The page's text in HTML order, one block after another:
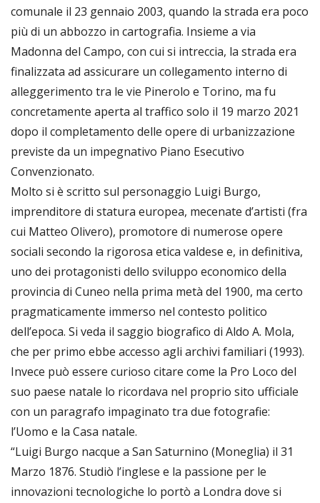
comunale il 23 gennaio 2003, quando la strada era poco
più di un abbozzo in cartografia. Insieme a via
Madonna del Campo, con cui si intreccia, la strada era
finalizzata ad assicurare un collegamento interno di
alleggerimento tra le vie Pinerolo e Torino, ma fu
concretamente aperta al traffico solo il 19 marzo 2021
dopo il completamento delle opere di urbanizzazione
previste da un impegnativo Piano Esecutivo
Convenzionato.
Molto si è scritto sul personaggio Luigi Burgo,
imprenditore di statura europea, mecenate d’artisti (fra
cui Matteo Olivero), promotore di numerose opere
sociali secondo la rigorosa etica valdese e, in definitiva,
uno dei protagonisti dello sviluppo economico della
provincia di Cuneo nella prima metà del 1900, ma certo
pragmaticamente immerso nel contesto politico
dell’epoca. Si veda il saggio biografico di Aldo A. Mola,
che per primo ebbe accesso agli archivi familiari (1993).
Invece può essere curioso citare come la Pro Loco del
suo paese natale lo ricordava nel proprio sito ufficiale
con un paragrafo impaginato tra due fotografie:
l’Uomo e la Casa natale.
“Luigi Burgo nacque a San Saturnino (Moneglia) il 31
Marzo 1876. Studiò l’inglese e la passione per le
innovazioni tecnologiche lo portò a Londra dove si